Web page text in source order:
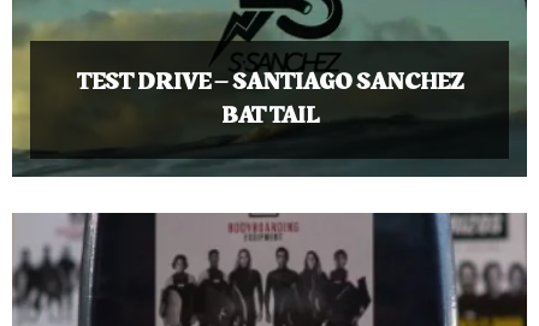
TEST DRIVE – SANTIAGO SANCHEZ
BAT TAIL